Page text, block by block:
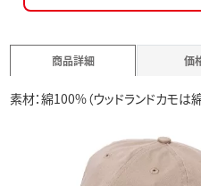
商品詳細 価
素材：綿100%（ウッドランドカモは